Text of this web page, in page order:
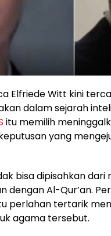
Elfriede Witt kini
dalam sejarah
itu memilih
yang
bisa dipisahkan dari
dengan Al-Qur’an.
perlahan tertarik
agama tersebut.